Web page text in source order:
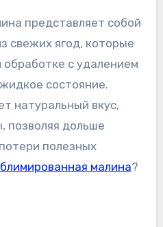
свежих ягод, которые
с удалением
состояние.
натуральный вкус,
позволяя дольше
полезных
малина?